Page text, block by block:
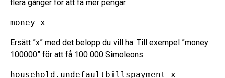
flera gånger för att få mer pengar.
money x
Ersätt ”x” med det belopp du vill ha. Till exempel ”money
100000” för att få 100 000 Simoleons.
household.undefaultbillspayment x